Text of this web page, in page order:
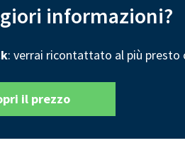
informazioni?
: verrai ricontattato al più presto
il prezzo